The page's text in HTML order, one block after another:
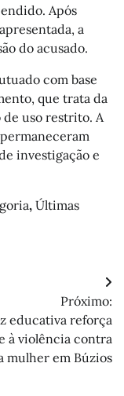
Após
a
do acusado.
com base
que trata da
de uso restrito. A
investigação e
, Últimas
Próximo:
educativa reforça
à violência contra
mulher em Búzios